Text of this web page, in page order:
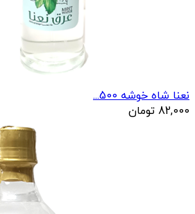
نعنا شاه خوشه 500...
82,000 تومان